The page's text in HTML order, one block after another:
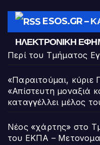
ESOS.GR –
ΗΛΕΚΤΡΟΝΙΚΉ
Περί του Τμήματος
«Παραιτούμαι,
«Απίστευτη μοναξιά
καταγγέλλει μέλος
Νέος «χάρτης» στο
του ΕΚΠΑ –